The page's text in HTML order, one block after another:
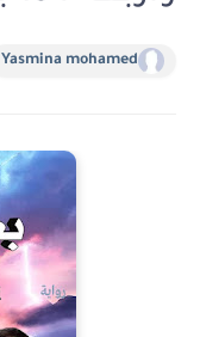
Yasmina mohamed